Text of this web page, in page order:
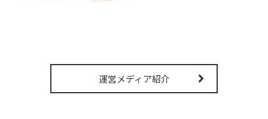
運営メディア紹介